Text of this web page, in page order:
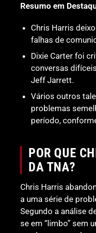
Resumo em
Chris Harris
falhas de
Dixie Carter foi
conversas
Jeff Jarrett.
Vários outros
problemas
período,
POR QUE
DA TNA?
Chris Harris
a uma série de
Segundo a análise
se em “limbo” sem